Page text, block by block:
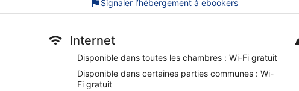
Ce bed and breakfast propose un hammam et une piscine
Sur place, le spa dispose de 4 salles de soins, dont certaines
des massages des tissus profonds, des soins du visage, des
comprend un sauna et un hammam.
Le spa est ouvert tous les jours. Les enfants de moins de 17
Signaler l’hébergement à ebookers
Internet
Disponible dans toutes les chambres : Wi-Fi gratuit
Disponible dans certaines parties communes : Wi-
Fi gratuit